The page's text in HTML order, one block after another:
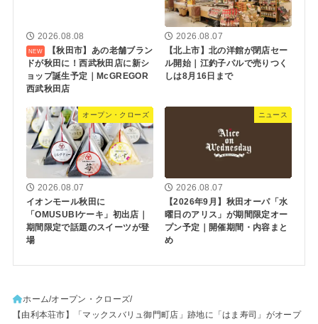
2026.08.08
【秋田市】あの老舗ブラン
ドが秋田に！西武秋田店に新シ
ョップ誕生予定｜McGREGOR
西武秋田店
2026.08.07
【北上市】北の洋館が閉店セー
ル開始｜江釣子パルで売りつく
しは8月16日まで
オープン・クローズ
2026.08.07
イオンモール秋田に
「OMUSUBIケーキ」初出店｜
期間限定で話題のスイーツが登
場
ニュース
2026.08.07
【2026年9月】秋田オーパ「水
曜日のアリス」が期間限定オー
プン予定｜開催期間・内容まと
め
ホーム オープン・クローズ
【由利本荘市】「マックスバリュ御門町店」跡地に「はま寿司」がオープ